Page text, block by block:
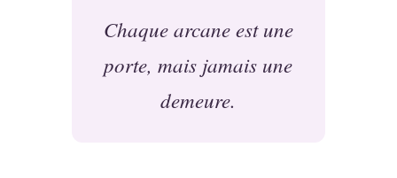
Chaque arcane est une
porte, mais jamais une
demeure.